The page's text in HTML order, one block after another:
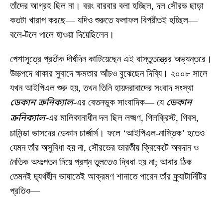
তাঁদের আগ্রহ ছিল না। বরং বারবার বলা হচ্ছিল, দল সৌরভ ছাড়া
কতটা খারাপ করছে— যদিও শুরুতে ফলাফল বিপরীতই হচ্ছিল—
বলে-টলে পালে হাওয়া দিয়েছিলেন।
পেশাসূত্রে প্রতীক দীর্ঘদিন কাটিয়েছেন এই বাস্তুতন্ত্রের অভ্যন্তরে।
উচ্চপদে থাকার সুবাদে ক্ষমতার আঁচও বুঝেছেন দিব্যি। ২০০৮ সালে
যখন আইপিএল শুরু হয়, তখন তিনি হায়দরাবাদের সংবাদ সংস্থা
ডেকান ক্রনিক্যাল-এর বেতনভুক সাংবাদিক— যে ডেকান
ক্রনিক্যাল-এর মালিকানাধীন দল ছিল লক্ষ্মণ, গিলক্রিস্ট, গিবস,
চামিন্ডা ভাসদের ডেকান চার্জার্স। ফলে ‘আইপিএল-নাস্তিক’ হতেও
যেমন তাঁর অসুবিধা হয় না, সৌরভের ভারতীয় ক্রিকেটে অবদান ও
নৈতিক অধঃপতন নিয়ে প্রশ্ন তুলতেও দ্বিধা হয় না; আবার ঠিক
তেমনই দ্ব্যর্থহীন ভাষাতেই আক্রমণ শানাতে পারেন তাঁর ফ্র্যাটার্নিটির
প্রতিও—